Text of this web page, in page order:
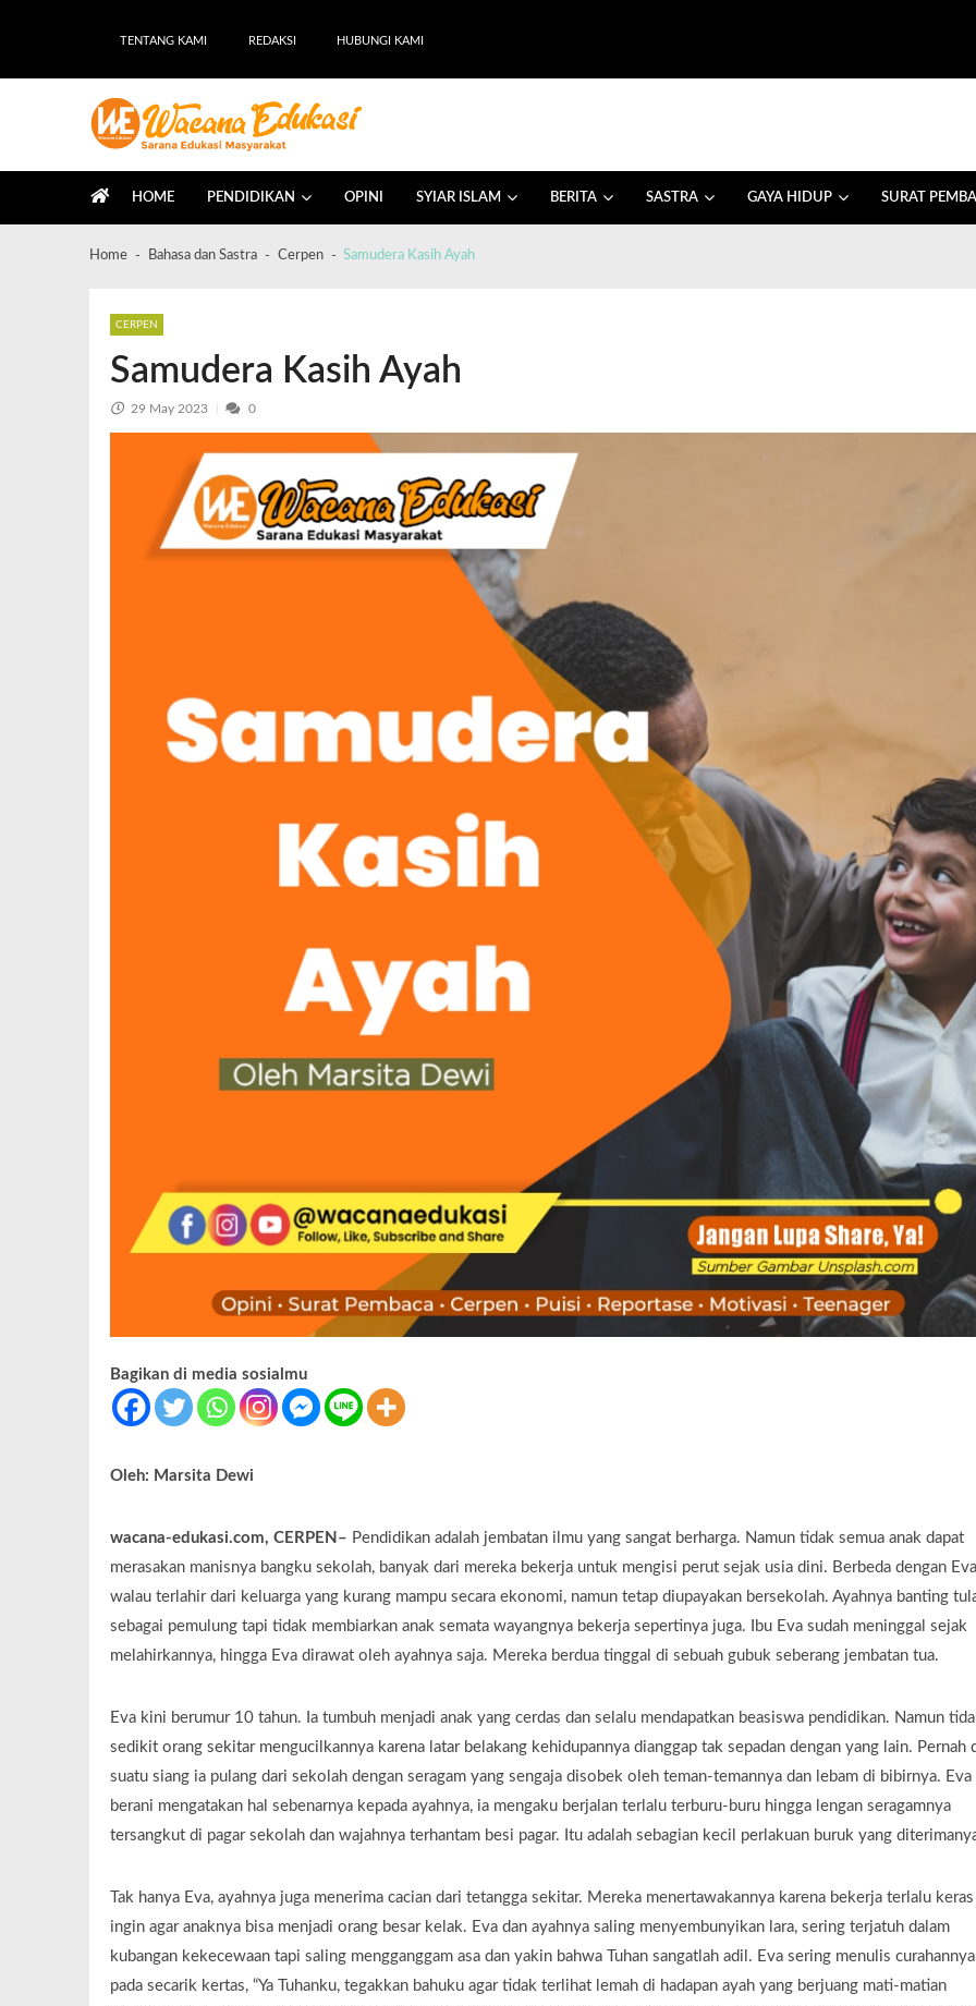
TENTANG KAMI REDAKSI HUBUNGI KAMI
HOME PENDIDIKAN OPINI SYIAR ISLAM BERITA SASTRA GAYA HIDUP SURAT
Home Bahasa dan Sastra Cerpen Samudera Kasih Ayah
CERPEN
Samudera Kasih Ayah
29 May 2023 0
Bagikan di media sosialmu
Oleh: Marsita Dewi
wacana-edukasi.com, CERPEN– Pendidikan adalah jembatan ilmu yang sangat berharga. Namun tidak semua anak dapat
merasakan manisnya bangku sekolah, banyak dari mereka bekerja untuk mengisi perut sejak usia dini. Berbeda dengan
walau terlahir dari keluarga yang kurang mampu secara ekonomi, namun tetap diupayakan bersekolah. Ayahnya banting
sebagai pemulung tapi tidak membiarkan anak semata wayangnya bekerja sepertinya juga. Ibu Eva sudah meninggal sejak
melahirkannya, hingga Eva dirawat oleh ayahnya saja. Mereka berdua tinggal di sebuah gubuk seberang jembatan tua.
Eva kini berumur 10 tahun. Ia tumbuh menjadi anak yang cerdas dan selalu mendapatkan beasiswa pendidikan. Namun
sedikit orang sekitar mengucilkannya karena latar belakang kehidupannya dianggap tak sepadan dengan yang lain. Pernah
suatu siang ia pulang dari sekolah dengan seragam yang sengaja disobek oleh teman-temannya dan lebam di bibirnya. Eva
berani mengatakan hal sebenarnya kepada ayahnya, ia mengaku berjalan terlalu terburu-buru hingga lengan seragamnya
tersangkut di pagar sekolah dan wajahnya terhantam besi pagar. Itu adalah sebagian kecil perlakuan buruk yang
Tak hanya Eva, ayahnya juga menerima cacian dari tetangga sekitar. Mereka menertawakannya karena bekerja terlalu keras
ingin agar anaknya bisa menjadi orang besar kelak. Eva dan ayahnya saling menyembunyikan lara, sering terjatuh dalam
kubangan kekecewaan tapi saling mengganggam asa dan yakin bahwa Tuhan sangatlah adil. Eva sering menulis curahannya
pada secarik kertas, “Ya Tuhanku, tegakkan bahuku agar tidak terlihat lemah di hadapan ayah yang berjuang mati-matian